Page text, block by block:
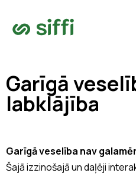
›
Garīgā
labklājība
Garīgā veselība nav
Šajā izzinošajā un daļēji